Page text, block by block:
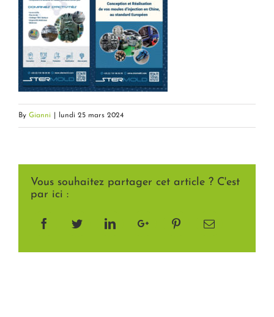
By Gianni lundi 25 mars 2024
Vous souhaitez partager cet article ? C'est
par ici :
FacebookTwitterLinkedInGoogle+ PinterestEmail